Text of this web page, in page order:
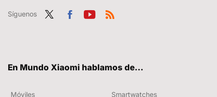
Síguenos
En Mundo Xiaomi hablamos de...
Móviles Smartwatches